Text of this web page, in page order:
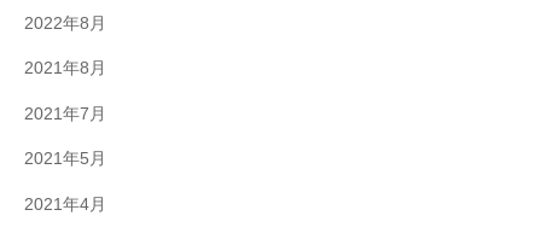
2022年8月
2021年8月
2021年7月
2021年5月
2021年4月